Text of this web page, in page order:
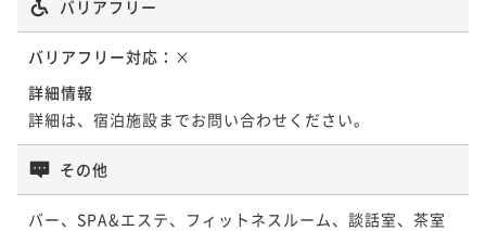
バリアフリー
バリアフリー対応： ×
詳細情報
詳細は、宿泊施設までお問い合わせください。
その他
バー、SPA&エステ、フィットネスルーム、談話室、茶室